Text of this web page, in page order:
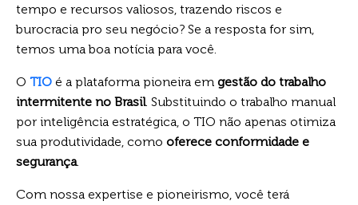
tempo e recursos valiosos, trazendo riscos e
burocracia pro seu negócio? Se a resposta for sim,
temos uma boa notícia para você.
O TIO é a plataforma pioneira em gestão do trabalho
intermitente no Brasil. Substituindo o trabalho manual
por inteligência estratégica, o TIO não apenas otimiza
sua produtividade, como oferece conformidade e
segurança.
Com nossa expertise e pioneirismo, você terá